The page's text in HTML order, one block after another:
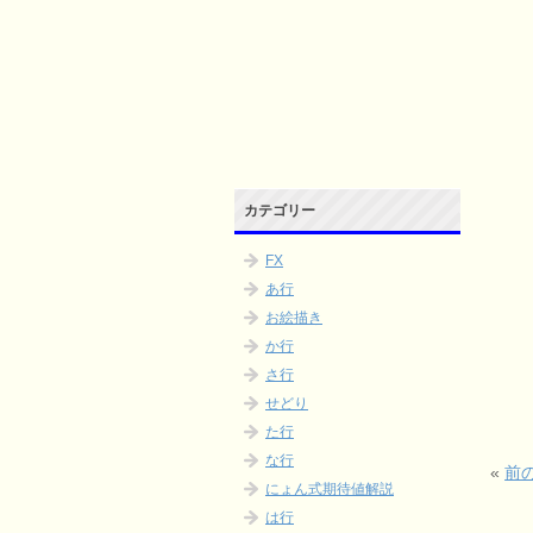
«前
カテゴリー
FX
あ行
お絵描き
か行
さ行
せどり
た行
な行
にょん式期待値解説
は行